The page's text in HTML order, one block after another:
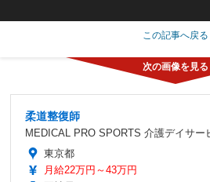
この記事へ戻る
柔道整復師
MEDICAL PRO SPORTS 介護デイサー
東京都
月給22万円～43万円